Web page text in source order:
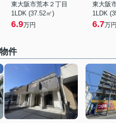
東大阪市荒本２丁目
1LDK (37.52㎡)
6.9万円
東大阪
1LDK
6.7万円
件